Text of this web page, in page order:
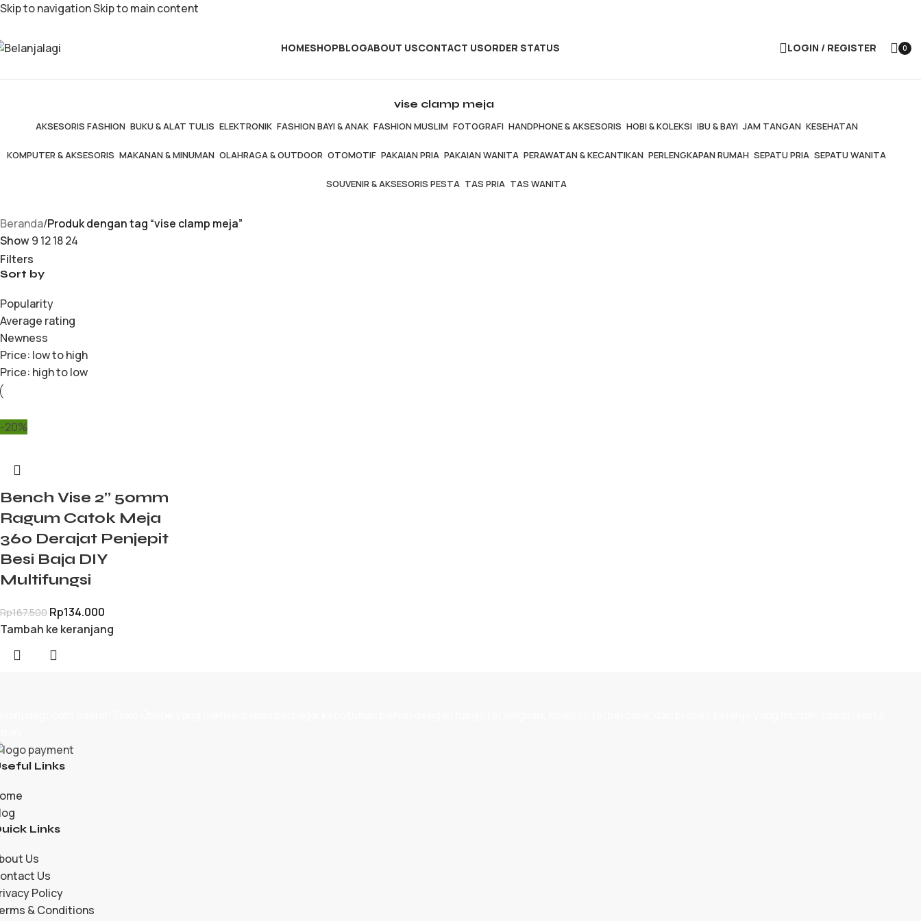
Skip to navigationSkip to main content
HOMESHOPBLOGABOUT USCONTACT USORDER STATUS LOGIN / REGISTER
0
vise clamp meja
AKSESORIS FASHION BUKU & ALAT TULIS ELEKTRONIK FASHION BAYI & ANAK FASHION MUSLIM FOTOGRAFI HANDPHONE & AKSESORIS HOBI & KOLEKSI IBU & BAYI JAM TANGAN KESEHATAN
KOMPUTER & AKSESORIS MAKANAN & MINUMAN OLAHRAGA & OUTDOOR OTOMOTIF PAKAIAN PRIA PAKAIAN WANITA PERAWATAN & KECANTIKAN PERLENGKAPAN RUMAH SEPATU PRIA SEPATU WANITA
SOUVENIR & AKSESORIS PESTA TAS PRIA TAS WANITA
Beranda/Produk dengan tag “vise clamp meja”
Show9 121824
Filters
Sort by
Popularity
Average rating
Newness
Price: low to high
Price: high to low
-20%
Bench Vise 2” 50mm
Ragum Catok Meja
360 Derajat Penjepit
Besi Baja DIY
Multifungsi
Rp167.500 Rp134.000
Tambah ke keranjang
Links
Links
Us
Us
Policy
& Conditions